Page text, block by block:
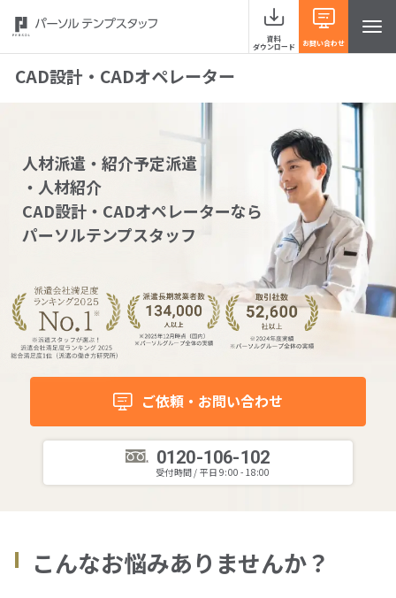
資料
ダウンロード お問い合わせ
事例紹介
当社の強み
お役立ち情報 HRナレッジライン
よくあるご質問
イベント・セミナー
拠点一覧
人材派遣やアウトソーシングの
CAD設計・CADオペレーター
人材派遣・紹介予定派遣
・人材紹介
CAD設計・CADオペレーターなら
パーソルテンプスタッフ
ご依頼・お問い合わせ
0120-106-102
受付時間 / 平日 9:00 - 18:00
こんなお悩みありませんか？